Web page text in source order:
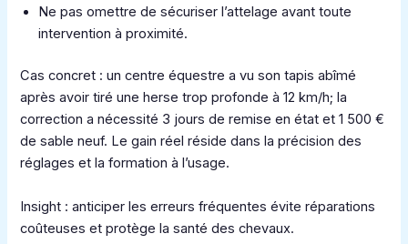
Ne pas omettre de sécuriser l’attelage avant toute
intervention à proximité.
Cas concret : un centre équestre a vu son tapis abîmé
après avoir tiré une herse trop profonde à 12 km/h; la
correction a nécessité 3 jours de remise en état et 1 500 €
de sable neuf. Le gain réel réside dans la précision des
réglages et la formation à l’usage.
Insight : anticiper les erreurs fréquentes évite réparations
coûteuses et protège la santé des chevaux.